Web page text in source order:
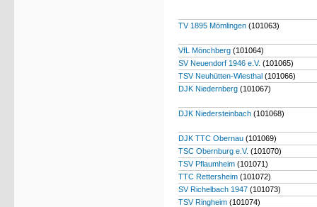
TV 1895 Mömlingen (101063)
VfL Mönchberg (101064)
SV Neuendorf 1946 e.V. (101065)
TSV Neuhütten-Wiesthal (101066)
DJK Niedernberg (101067)
DJK Niedersteinbach (101068)
DJK TTC Obernau (101069)
TSC Obernburg e.V. (101070)
TSV Pflaumheim (101071)
TTC Rettersheim (101072)
SV Richelbach 1947 (101073)
TSV Ringheim (101074)